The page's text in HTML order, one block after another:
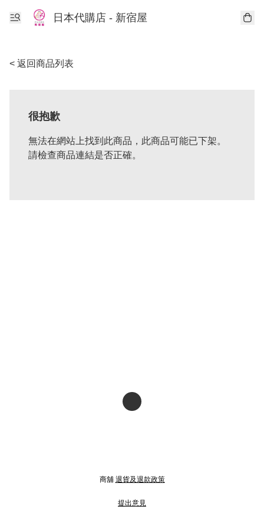
日本代購店 - 新宿屋
< 返回商品列表
很抱歉
無法在網站上找到此商品，此商品可能已下架。
請檢查商品連結是否正確。
商舖 退貨及退款政策
提出意見